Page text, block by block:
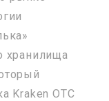
хранилища
Kraken OTC